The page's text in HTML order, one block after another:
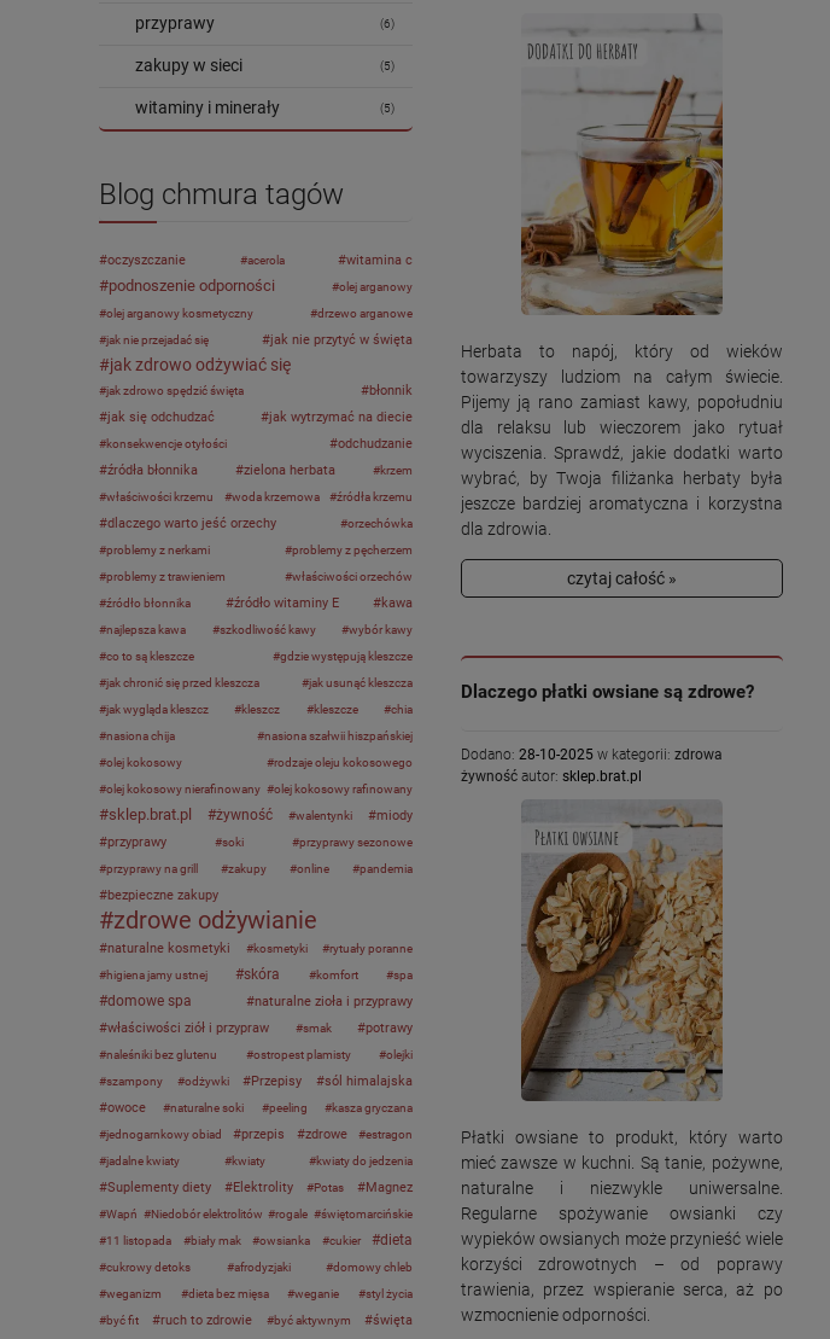
przyprawy (6)
zakupy w sieci (5)
witaminy i minerały (5)
Blog chmura tagów
oczyszczanie acerola witamina c
podnoszenie odporności
olej arganowy
olej arganowy kosmetyczny
drzewo arganowe
jak nie przejadać się
jak nie przytyć w święta
jak zdrowo odżywiać się
jak zdrowo spędzić święta
błonnik
jak się odchudzać
jak wytrzymać na diecie
konsekwencje otyłości
odchudzanie
źródła błonnika
zielona herbata
krzem
właściwości krzemu
woda krzemowa źródła krzemu
dlaczego warto jeść orzechy
orzechówka
problemy z nerkami
problemy z pęcherzem
problemy z trawieniem
właściwości orzechów
źródło błonnika
źródło witaminy E kawa
najlepsza kawa szkodliwość kawy
wybór kawy
co to są kleszcze
gdzie występują kleszcze
jak chronić się przed kleszcza
jak usunąć kleszcza
jak wygląda kleszcz
kleszcz kleszcze
chia
nasiona chija
nasiona szałwii hiszpańskiej
olej kokosowy
rodzaje oleju kokosowego
olej kokosowy nierafinowany
olej kokosowy rafinowany
sklep.brat.pl żywność walentynki
miody
przyprawy
soki
przyprawy sezonowe
przyprawy na grill
zakupy online pandemia
bezpieczne zakupy
zdrowe odżywianie
naturalne kosmetyki kosmetyki
rytuały poranne
higiena jamy ustnej
skóra komfort spa
domowe spa
naturalne zioła i przyprawy
właściwości ziół i przypraw
smak potrawy
naleśniki bez glutenu ostropest plamisty
olejki
szampony
odżywki Przepisy
sól himalajska
owoce
naturalne soki peeling
kasza gryczana
jednogarnkowy obiad
przepis zdrowe
estragon
jadalne kwiaty
kwiaty kwiaty do jedzenia
Suplementy diety Elektrolity Potas Magnez
Wapń Niedobór elektrolitów rogale
świętomarcińskie
11 listopada
biały mak owsianka cukier dieta
cukrowy detoks afrodyzjaki
domowy chleb
weganizm
dieta bez mięsa weganie
styl życia
być fit
ruch to zdrowie być aktywnym
święta
Herbata to napój, który od wieków
towarzyszy ludziom na całym świecie.
Pijemy ją rano zamiast kawy, popołudniu
dla relaksu lub wieczorem jako rytuał
wyciszenia. Sprawdź, jakie dodatki warto
wybrać, by Twoja filiżanka herbaty była
jeszcze bardziej aromatyczna i korzystna
dla zdrowia.
czytaj całość »
Dlaczego płatki owsiane są zdrowe?
Dodano: 28-10-2025 w kategorii: zdrowa
żywność autor: sklep.brat.pl
Płatki owsiane to produkt, który warto
mieć zawsze w kuchni. Są tanie, pożywne,
naturalne i niezwykle uniwersalne.
Regularne spożywanie owsianki czy
wypieków owsianych może przynieść wiele
korzyści zdrowotnych – od poprawy
trawienia, przez wspieranie serca, aż po
wzmocnienie odporności.